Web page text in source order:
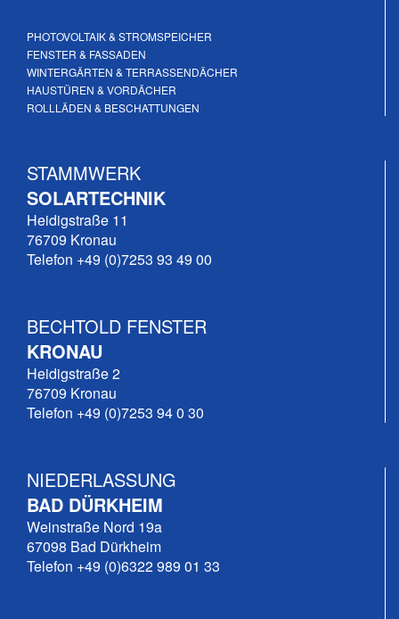
PHOTOVOLTAIK & STROMSPEICHER
FENSTER & FASSADEN
WINTERGÄRTEN & TERRASSENDÄCHER
HAUSTÜREN & VORDÄCHER
ROLLLÄDEN & BESCHATTUNGEN
STAMMWERK
SOLARTECHNIK
Heidigstraße 11
76709 Kronau
Telefon +49 (0)7253 93 49 00
BECHTOLD FENSTER
KRONAU
Heidigstraße 2
76709 Kronau
Telefon +49 (0)7253 94 0 30
NIEDERLASSUNG
BAD DÜRKHEIM
Weinstraße Nord 19a
67098 Bad Dürkheim
Telefon +49 (0)6322 989 01 33